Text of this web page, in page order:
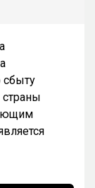
сбыту